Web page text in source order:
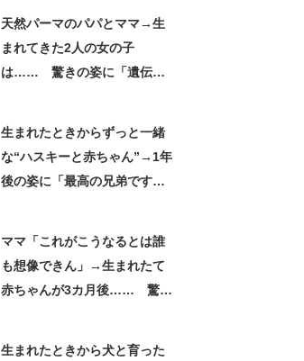
天然パーマのパパとママ→生
まれてきた2人の女の子
は…… 驚きの姿に「遺伝っ
生まれたときからずっと一緒
な“ハスキーと赤ちゃん”→1年
後の姿に「最高の兄弟です
ママ「これがこうなるとは誰
も想像できん」→生まれたて
赤ちゃんが3カ月後…… 驚き
生まれたときから犬と育った